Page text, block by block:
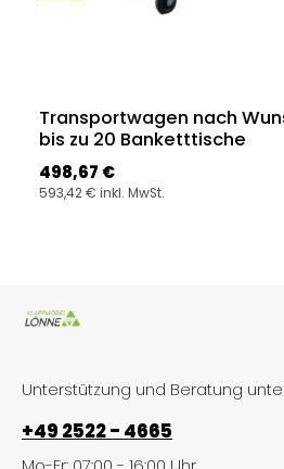
Transportwagen nach
bis zu 20 Banketttische
Regulärer Preis:
498,67 €
593,42 € inkl. MwSt.
Unterstützung und Beratung
+49 2522 - 4665